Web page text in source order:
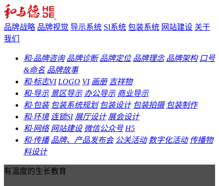
品牌战略 品牌视觉 导示系统 SI系统 包装系统 网站建设 关于
我们
和·品牌咨询 品牌诊断 品牌定位 品牌理念 品牌架构 口号
&命名 品牌故事
和·标志VI LOGO VI 画册 吉祥物
和·导示 景区导示 办公导示 商业导示
和·包装 包装系统规划 包装设计 包装拍摄 包装制作
和·环境 连锁SI 展厅设计 展会设计
和·网络 网站建设 微信公众号 H5
和·传播 品牌、产品发布会 公关活动 数字化活动 传播物
料设计
有温度的生长教育